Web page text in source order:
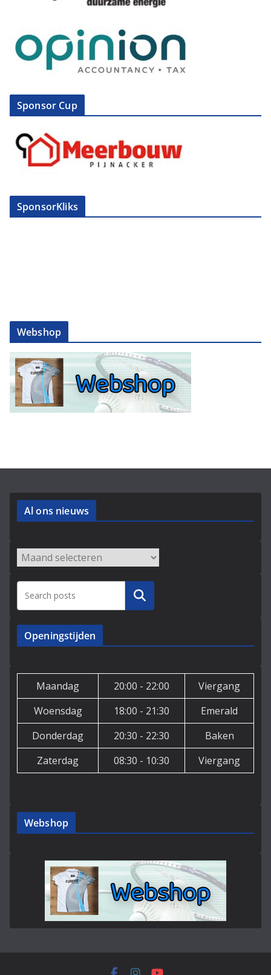
Sponsor Cup
SponsorKliks
Webshop
Al ons nieuws
Archieven
Zoeken
Openingstijden
Maandag 20:00 - 22:00
Viergang
Woensdag
18:00 - 21:30
Emerald
Donderdag
20:30 - 22:30
Baken
Zaterdag
08:30 - 10:30 Viergang
Webshop